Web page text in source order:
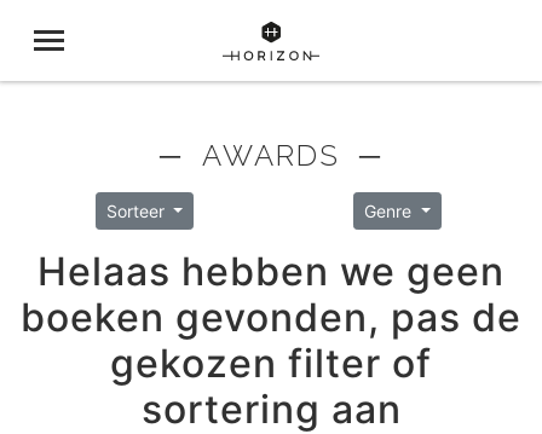
─ AWARDS ─
Sorteer Genre
Helaas hebben we geen
boeken gevonden, pas de
gekozen filter of
sortering aan